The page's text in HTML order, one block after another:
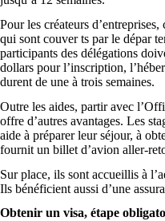
Pour les créateurs
qui sont couver ts par le dépar
participants des délégations
dollars pour l’inscription,
durent de une à trois semaines.
Outre les aides, partir avec
offre d’autres avantages. Les
aide à préparer leur séjour, à
fournit un billet d’avion aller-
Sur place, ils sont accueillis à
Ils bénéficient aussi d’une
Obtenir un visa, étape